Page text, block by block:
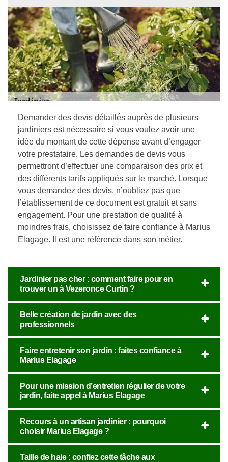
Demander des devis détaillés auprès de plusieurs
jardiniers est nécessaire si vous voulez avoir une
idée du montant de cette dépense avant d’engager
votre prestataire. Les demandes de devis vous
permettront d’effectuer une comparaison des prix et
des différents tarifs appliqués sur le marché. Lorsque
vous demandez des devis, n’oubliez pas que
l’établissement de ce document est gratuit et sans
engagement. Pour une prestation de qualité à
moindres frais, choisissez de faire confiance à Marius
Elagage. Il est une référence dans son métier.
Jardinier pas cher : comment faire pour en
trouver un à Vezeronce Curtin ?
Belle création de jardin avec des
professionnels
Faire entretenir son jardin : faites confiance à
Marius Elagage
Pour une mission d’entretien régulier de votre
jardin, faite appel à Marius Elagage
Recours à un artisan jardinier : pourquoi
choisir Marius Elagage ?
Taille de haie : confiez cette tâche aux